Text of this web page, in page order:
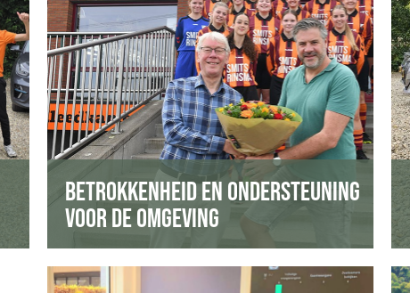
BETROKKENHEID EN ONDERSTEUNING
VOOR DE OMGEVING
Deelname aan kennisnetwerk CROW.
Geven van lezingen op Hogescholen.
Verspreiding van kennis binnen ons
netwerk.
Financiële ondersteuning voor lokale
verenigingen en sportclubs.
Aanbieden diensten/kennis aan lokale
verenigingen en sportclubs.
Sponsoring van initiatieven van collega’s.